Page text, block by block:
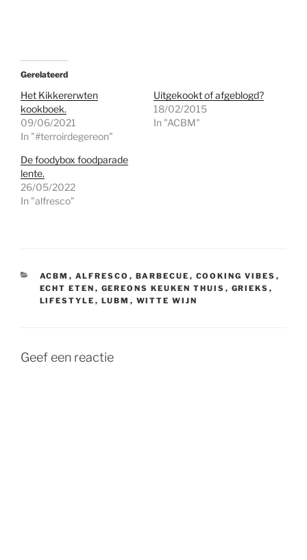
Gerelateerd
Het Kikkererwten
kookboek.
09/06/2021
In "#terroirdegereon"
Uitgekookt of afgeblogd?
18/02/2015
In "ACBM"
De foodybox foodparade
lente.
26/05/2022
In "alfresco"
CATEGORIEËN
ACBM , ALFRESCO , BARBECUE , COOKING VIBES ,
ECHT ETEN , GEREONS KEUKEN THUIS , GRIEKS ,
LIFESTYLE , LUBM , WITTE WIJN
Geef een reactie